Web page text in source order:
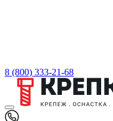
8 (800) 333-21-68